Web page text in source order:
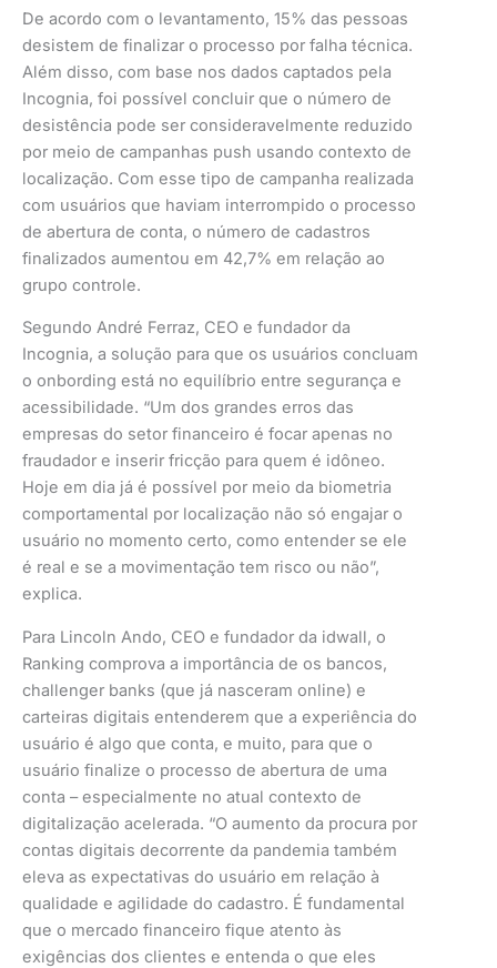
De acordo com o levantamento, 15% das pessoas
desistem de finalizar o processo por falha técnica.
Além disso, com base nos dados captados pela
Incognia, foi possível concluir que o número de
desistência pode ser consideravelmente reduzido
por meio de campanhas push usando contexto de
localização. Com esse tipo de campanha realizada
com usuários que haviam interrompido o processo
de abertura de conta, o número de cadastros
finalizados aumentou em 42,7% em relação ao
grupo controle.
Segundo André Ferraz, CEO e fundador da
Incognia, a solução para que os usuários concluam
o onbording está no equilíbrio entre segurança e
acessibilidade. “Um dos grandes erros das
empresas do setor financeiro é focar apenas no
fraudador e inserir fricção para quem é idôneo.
Hoje em dia já é possível por meio da biometria
comportamental por localização não só engajar o
usuário no momento certo, como entender se ele
é real e se a movimentação tem risco ou não”,
explica.
Para Lincoln Ando, CEO e fundador da idwall, o
Ranking comprova a importância de os bancos,
challenger banks (que já nasceram online) e
carteiras digitais entenderem que a experiência do
usuário é algo que conta, e muito, para que o
usuário finalize o processo de abertura de uma
conta – especialmente no atual contexto de
digitalização acelerada. “O aumento da procura por
contas digitais decorrente da pandemia também
eleva as expectativas do usuário em relação à
qualidade e agilidade do cadastro. É fundamental
que o mercado financeiro fique atento às
exigências dos clientes e entenda o que eles